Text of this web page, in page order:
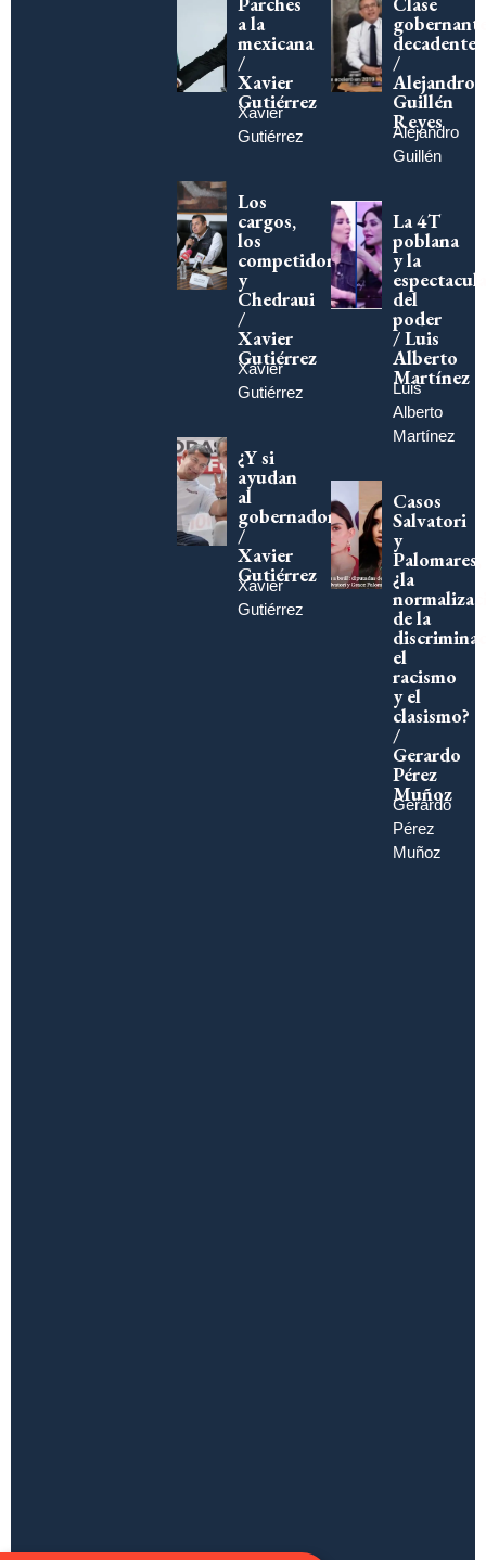
a la
mexicana
/
Xavier
Gutiérrez
Xavier
Gutiérrez
Los
cargos,
los
competidores…
y
Chedraui
/
Xavier
Gutiérrez
Xavier
Gutiérrez
¿Y si
ayudan
al
gobernador?
/
Xavier
Gutiérrez
Xavier
Gutiérrez
decadente
/
Alejandro
Guillén
Reyes
Alejandro
Guillén
La 4T
poblana
y la
del
poder
/ Luis
Alberto
Martínez
Luis
Alberto
Martínez
Casos
Salvatori
y
Palomares,
¿la
de la
el
racismo
y el
clasismo?
/
Gerardo
Pérez
Muñoz
Gerardo
Pérez
Muñoz